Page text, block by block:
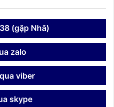
(gặp Nhã)
zalo
viber
skype